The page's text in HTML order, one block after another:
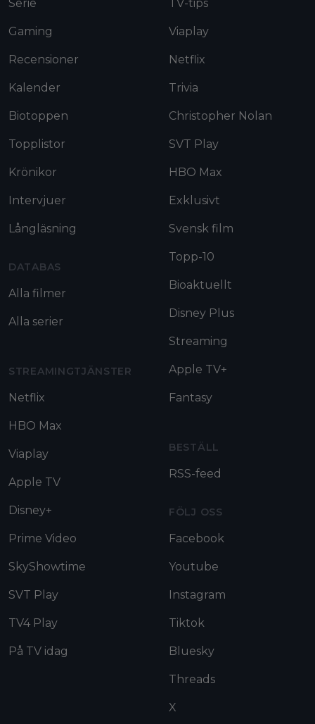
Serie
Gaming
Recensioner
Kalender
Biotoppen
Topplistor
Krönikor
Intervjuer
Långläsning
DATABAS
Alla filmer
Alla serier
STREAMINGTJÄNSTER
Netflix
HBO Max
Viaplay
Apple TV
Disney+
Prime Video
SkyShowtime
SVT Play
TV4 Play
På TV idag
TV-tips
Viaplay
Netflix
Trivia
Christopher Nolan
SVT Play
HBO Max
Exklusivt
Svensk film
Topp-10
Bioaktuellt
Disney Plus
Streaming
Apple TV+
Fantasy
BESTÄLL
RSS-feed
FÖLJ OSS
Facebook
Youtube
Instagram
Tiktok
Bluesky
Threads
X